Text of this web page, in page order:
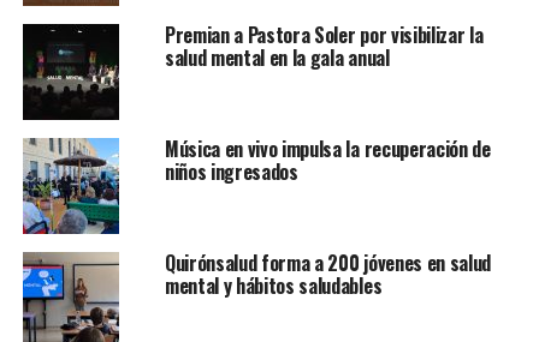
Premian a Pastora Soler por visibilizar la
salud mental en la gala anual
Música en vivo impulsa la recuperación de
niños ingresados
Quirónsalud forma a 200 jóvenes en salud
mental y hábitos saludables